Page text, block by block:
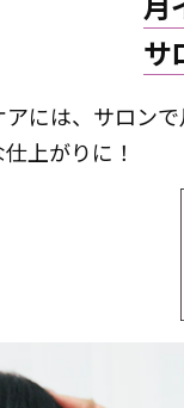
サ
には、サロン
上がりに！